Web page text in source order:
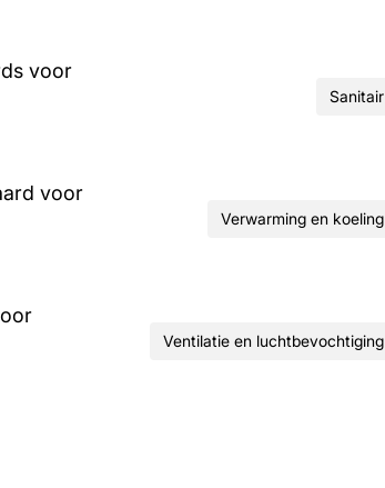
voor
Sanitair
voor
Verwarming en koeling
Ventilatie en luchtbevochtiging